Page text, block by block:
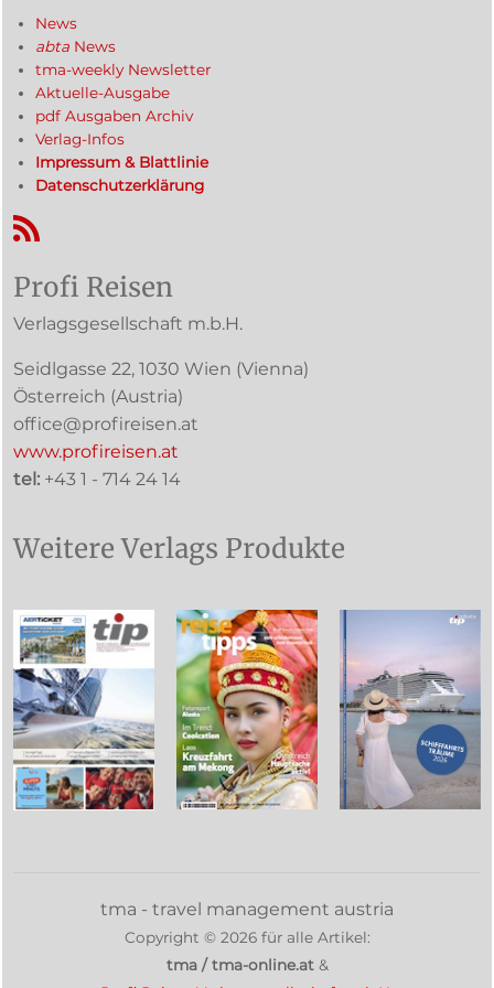
News
abta News
tma-weekly Newsletter
Aktuelle-Ausgabe
pdf Ausgaben Archiv
Verlag-Infos
Impressum & Blattlinie
Datenschutzerklärung
RSS-Feed
Profi Reisen
Verlagsgesellschaft m.b.H.
Seidlgasse 22, 1030 Wien (Vienna)
Österreich (Austria)
office@profireisen.at
www.profireisen.at
tel: +43 1 - 714 24 14
Weitere Verlags Produkte
tma - travel management austria
Copyright © 2026für alle Artikel:
tma / tma-online.at&